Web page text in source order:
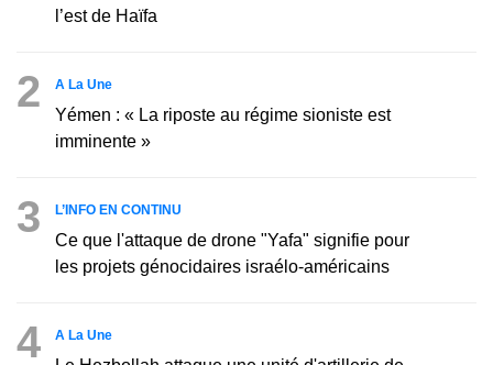
l’est de Haïfa
2 A La Une
Yémen : « La riposte au régime sioniste est
imminente »
3 L’INFO EN CONTINU
Ce que l'attaque de drone "Yafa" signifie pour
les projets génocidaires israélo-américains
4 A La Une